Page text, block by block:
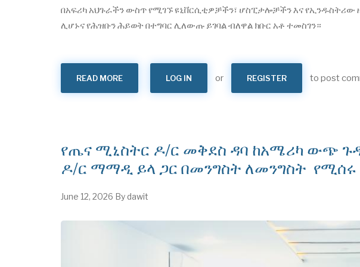
በአፍሪካ አህጉራችን ውስጥ የሚገኙ ዩኒቨርሲቲዎቻችን፣ ሆስፒታሎቻችን እና
ሊሆኑና የሕዝቡን ሕይወት በተግባር ሊለውጡ ይገባል ብለዋል ክቡር አቶ ተመስገን።
READ MORE
የሕክምና
አበባ
መካሄድ
ጀመረ
LOG IN or REGISTER to post
የጤና ሚኒስትር ዶ/ር መቅደስ ዳባ ከአሜሪካ ውጭ
ዶ/ር ማማዲ ይላ ጋር በመንግስት ለመንግስት የሚሰሩ
June 12, 2026 By dawit